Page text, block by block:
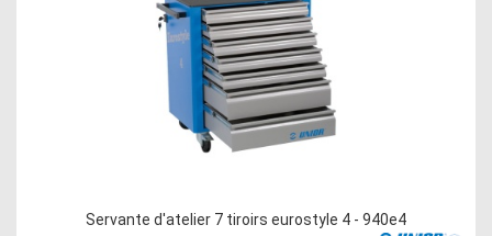
Servante d'atelier 7 tiroirs eurostyle 4 - 940e4